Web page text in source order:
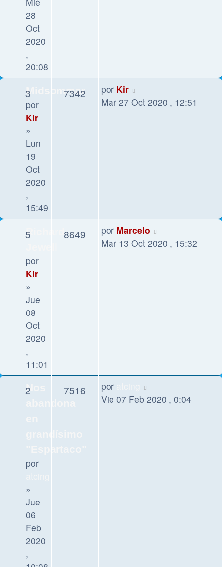
28
Oct
2020
,
20:08
Midsommar
por
Kir
»
Lun
19
Oct
2020
,
15:49
3 7342 por Kir
Mar 27 Oct 2020 , 12:51
Richard
por
Kir
»
Jue
08
Oct
2020
,
11:01
5 8649 por Marcelo
Mar 13 Oct 2020 , 15:32
Nos
por
»
Jue
06
Feb
2020
,
2 7516 por
Vie 07 Feb 2020 , 0:04